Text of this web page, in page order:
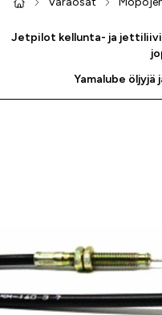
Jetpilot kellunta- ja
Yamalube öljyjä